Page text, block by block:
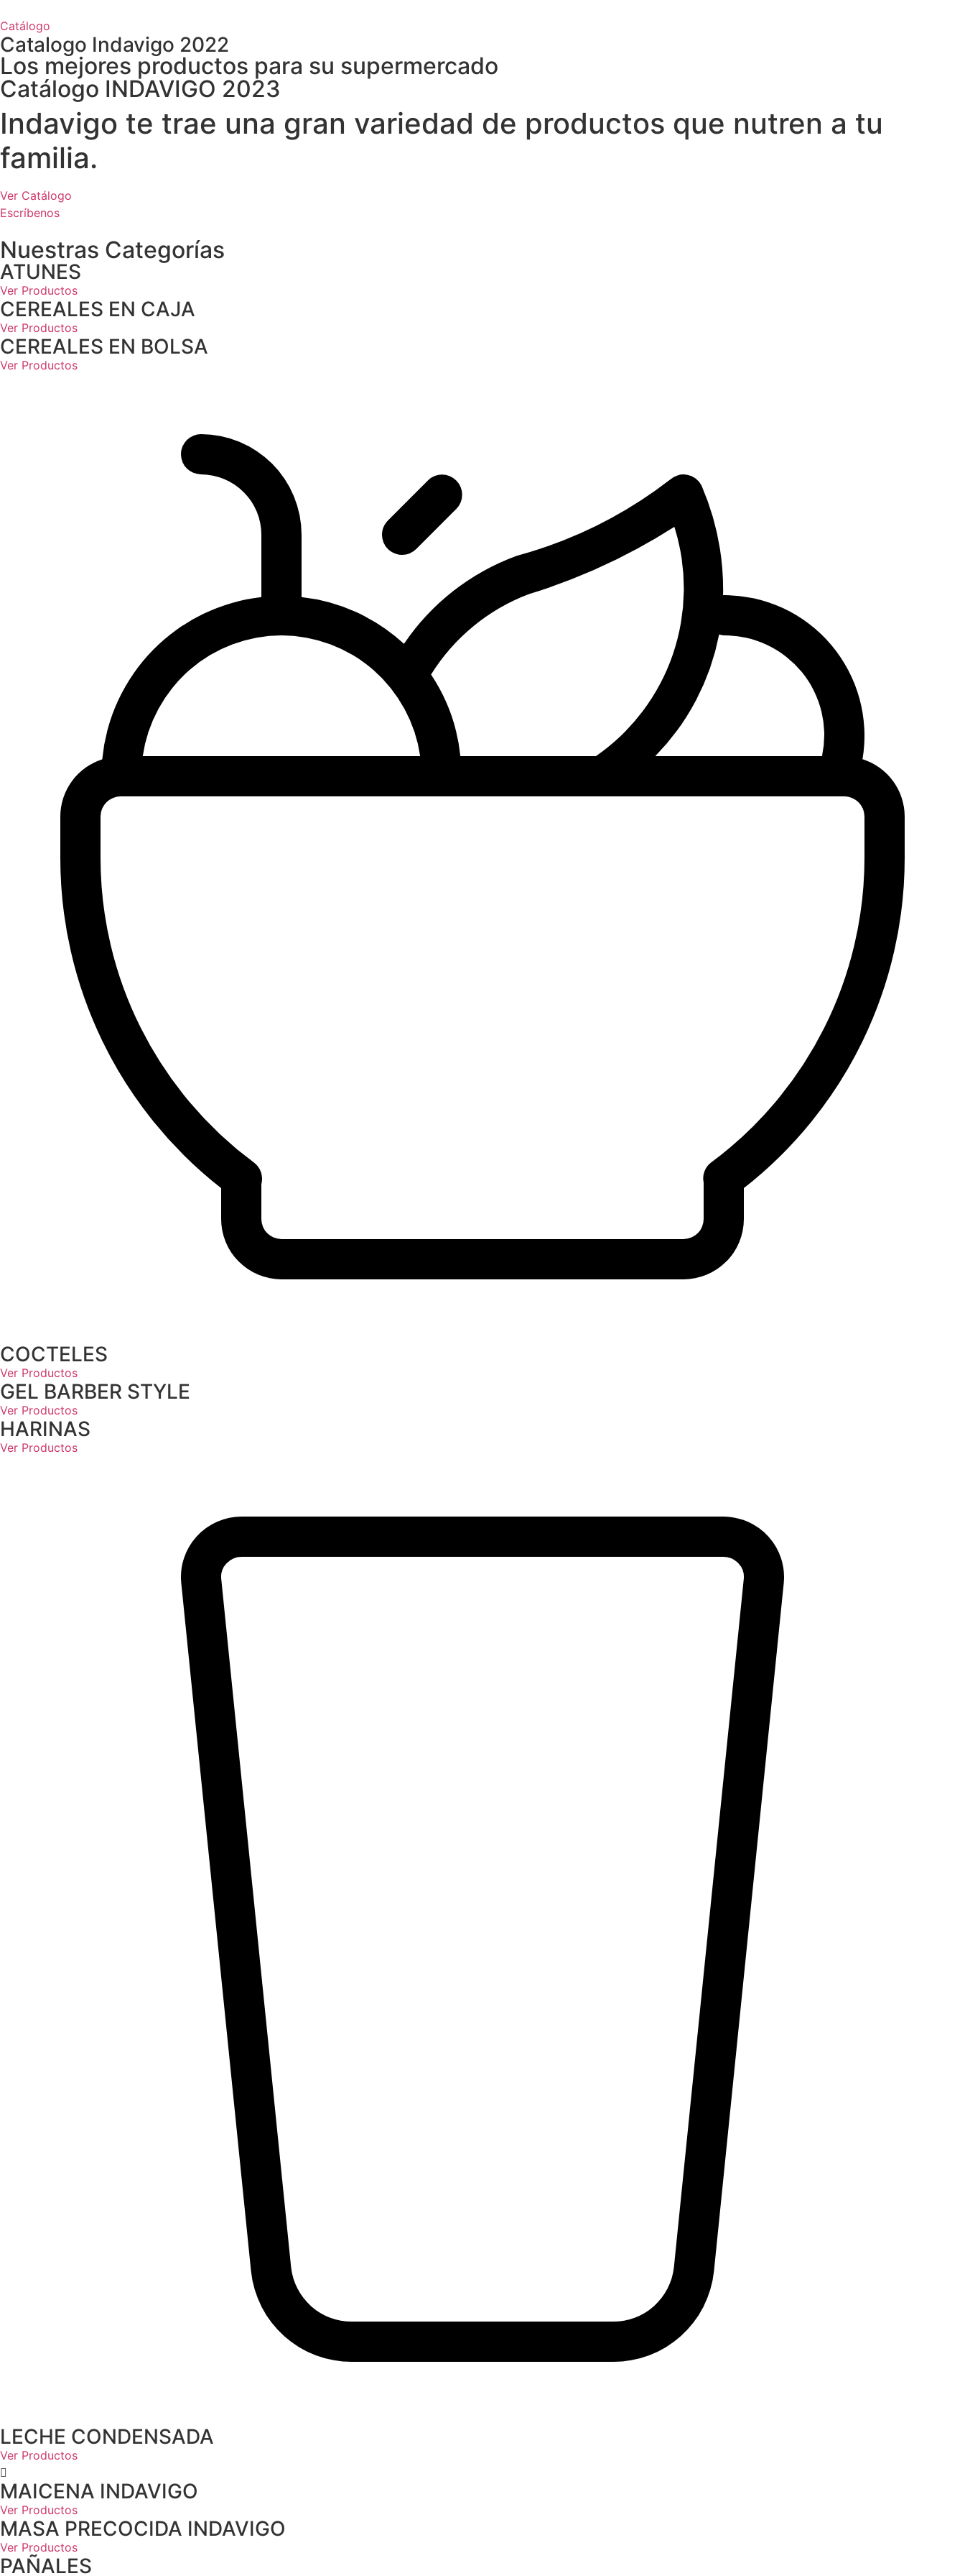
Catálogo
Catalogo Indavigo 2022
Los mejores productos para su supermercado
Catálogo INDAVIGO 2023
Indavigo te trae una gran variedad de productos que nutren a tu
familia.
Ver Catálogo
Escríbenos
Nuestras Categorías
ATUNES
Ver Productos
CEREALES EN CAJA
Ver Productos
CEREALES EN BOLSA
Ver Productos
COCTELES
Ver Productos
GEL BARBER STYLE
Ver Productos
HARINAS
Ver Productos
LECHE CONDENSADA
Ver Productos
MAICENA INDAVIGO
Ver Productos
MASA PRECOCIDA INDAVIGO
Ver Productos
PAÑALES